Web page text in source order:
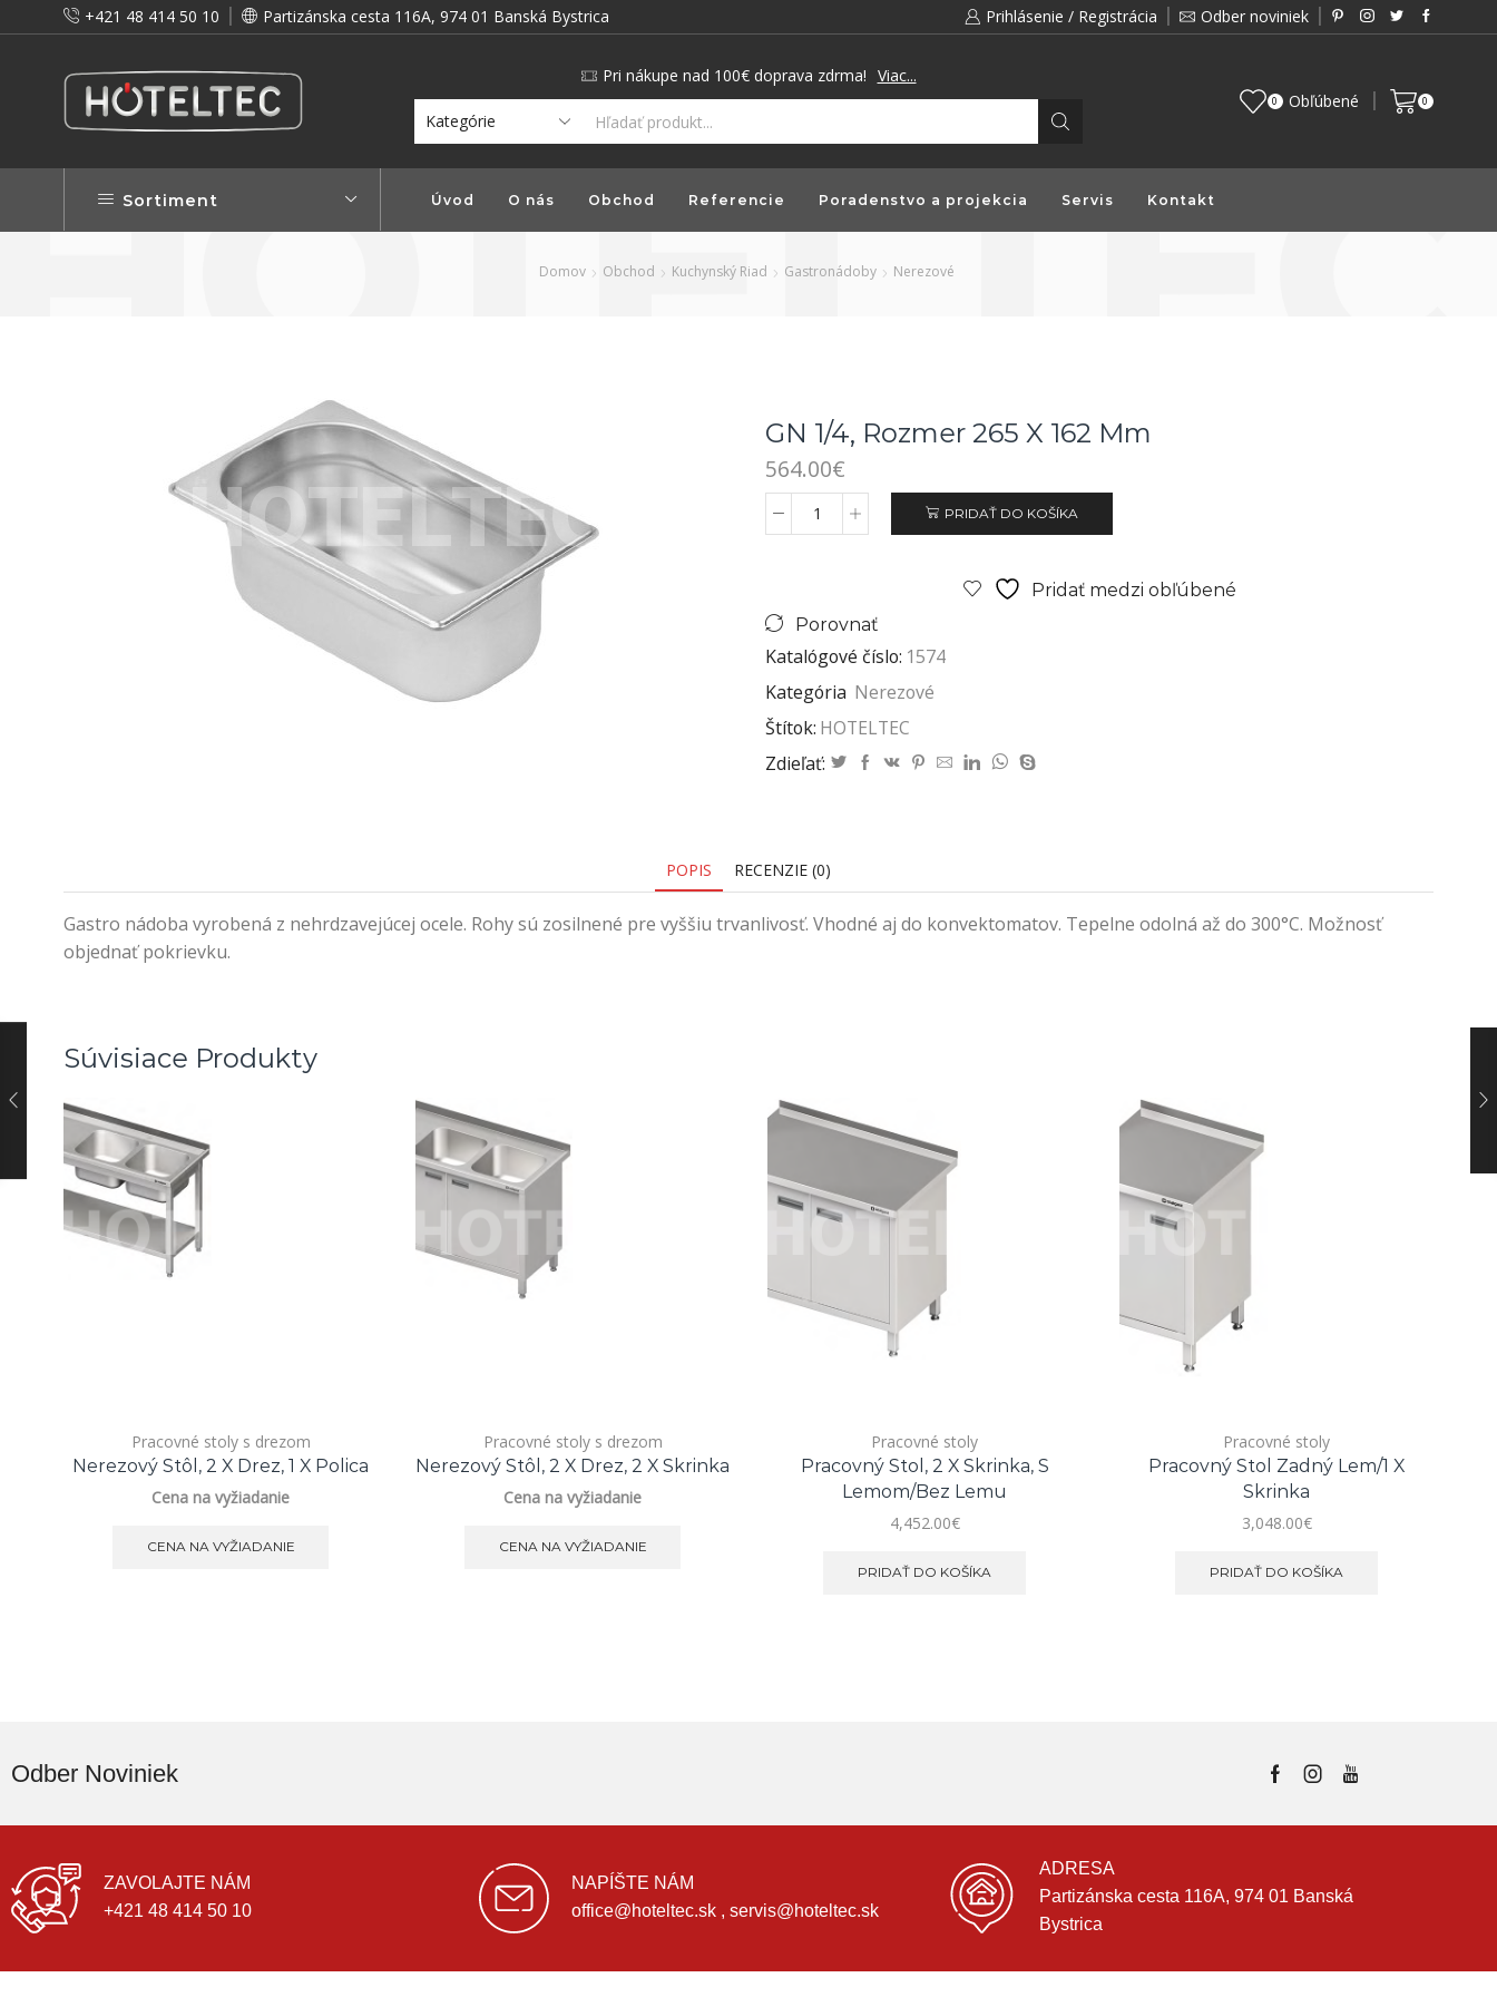
+421 48 414 50 10 Partizánska cesta 116A, 974 01 Banská Bystrica Prihlásenie / Registrácia Odber noviniek
a preto vám prinášame vernostné zľavy! Pri nákupe nad 100€ doprava zdrma! Viac...
0 Obľúbené 0
Sortiment Úvod O nás Obchod Referencie Poradenstvo a projekcia Servis Kontakt
Domov Obchod Kuchynský Riad Gastronádoby Nerezové
GN 1/4, Rozmer 265 X 162 Mm
564.00€
PRIDAŤ DO KOŠÍKA
Pridať medzi obľúbené
Porovnať
Katalógové číslo: 1574
Kategória Nerezové
Štítok: HOTELTEC
Zdieľať:
POPIS RECENZIE (0)
Gastro nádoba vyrobená z nehrdzavejúcej ocele. Rohy sú zosilnené pre vyššiu trvanlivosť. Vhodné aj do konvektomatov. Tepelne odolná až do 300°C. Možnosť
objednať pokrievku.
Súvisiace Produkty
Pracovné stoly s drezom
Nerezový Stôl, 2 X Drez, 1 X Polica
Cena na vyžiadanie
CENA NA VYŽIADANIE
Pracovné stoly s drezom
Nerezový Stôl, 2 X Drez, 2 X Skrinka
Cena na vyžiadanie
CENA NA VYŽIADANIE
Pracovné stoly
Pracovný Stol, 2 X Skrinka, S
Lemom/bez Lemu
4,452.00€
PRIDAŤ DO KOŠÍKA
Pracovné stoly
Pracovný Stol Zadný Lem/1 X
Skrinka
3,048.00€
PRIDAŤ DO KOŠÍKA
Odber Noviniek
ZAVOLAJTE NÁM
+421 48 414 50 10
NAPÍŠTE NÁM
office@hoteltec.sk , servis@hoteltec.sk
ADRESA
Partizánska cesta 116A, 974 01 Banská
Bystrica